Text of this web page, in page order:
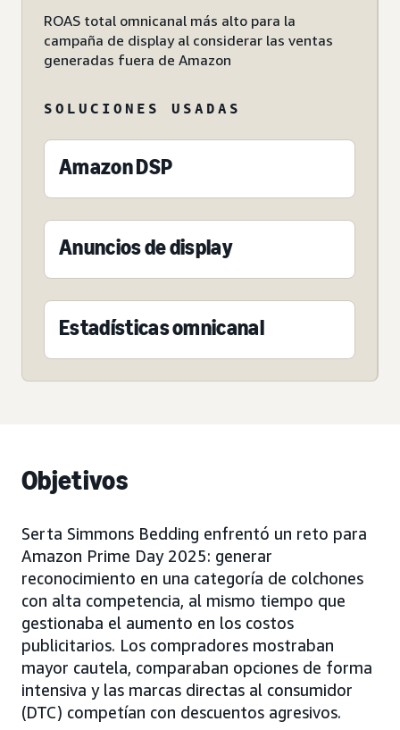
ROAS total omnicanal más alto para la
campaña de display al considerar las ventas
generadas fuera de Amazon
SOLUCIONES USADAS
Amazon DSP
Anuncios de display
Estadísticas omnicanal
Objetivos
Serta Simmons Bedding enfrentó un reto para
Amazon Prime Day 2025: generar
reconocimiento en una categoría de colchones
con alta competencia, al mismo tiempo que
gestionaba el aumento en los costos
publicitarios. Los compradores mostraban
mayor cautela, comparaban opciones de forma
intensiva y las marcas directas al consumidor
(DTC) competían con descuentos agresivos.